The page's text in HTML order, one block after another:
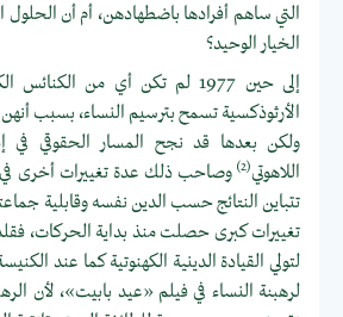
التي ساهم أفرادها باضطهادهن، أم أن الحلول
الخيار الوحيد؟
إلى حين 1977 لم تكن أي من الكنائس
الأرثوذكسية تسمح بترسيم النساء، بسبب
ولكن بعدها قد نجح المسار الحقوقي في
اللاهوتي(2)
وصاحب ذلك عدة تغييرات أخرى في
تتباين النتائج حسب الدين نفسه وقابلية
تغييرات كبرى حصلت منذ بداية الحركات،
لتولي القيادة الدينية الكهنوتية كما عند
لرهبنة النساء في فيلم «عيد بابيت»، لأن